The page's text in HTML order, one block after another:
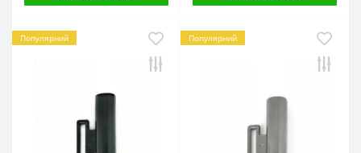
Популярний Популярний